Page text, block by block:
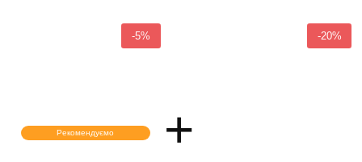
-5%
Рекомендуємо +
-20%